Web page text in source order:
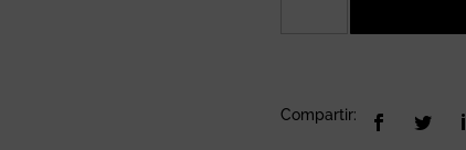
Liewood
Compartir: